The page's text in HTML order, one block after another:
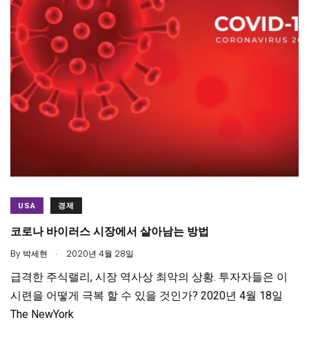
USA 경제
코로나 바이러스 시장에서 살아남는 방법
By 박세현 . 2020년 4월 28일
급격한 주식랠리, 시장 역사상 최악의 상황. 투자자들은 이
시련을 어떻게 극복 할 수 있을 것인가? 2020년 4월 18일
The NewYork